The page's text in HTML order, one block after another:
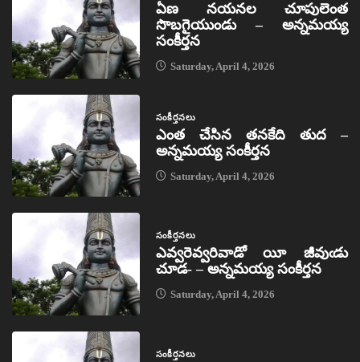
ఏణ నయనల చూపులెంత
సొబగైయుండు – అన్నమయ్య
సంకీర్తన
Saturday, April 4, 2026
సంకీర్తనలు
ఎంత చేసిన తనకేది తుద –
అన్నమయ్య సంకీర్తన
Saturday, April 4, 2026
సంకీర్తనలు
ఎవ్వరెవ్వరివాడో యీ జీవుఁడు
చూడ- – అన్నమయ్య సంకీర్తన
Saturday, April 4, 2026
సంకీర్తనలు